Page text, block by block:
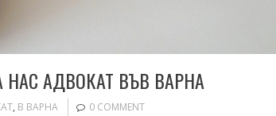
АДВОКАТ ВЪВ ВАРНА
, В ВАРНА 0 COMMENT